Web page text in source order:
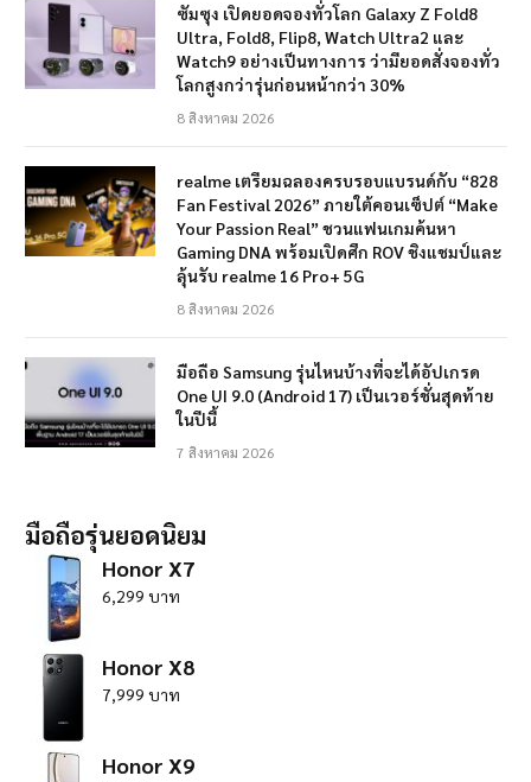
ซัมซุง เปิดยอดจองทั่วโลก Galaxy Z Fold8
Ultra, Fold8, Flip8, Watch Ultra2 และ
Watch9 อย่างเป็นทางการ ว่ามียอดสั่งจองทั่ว
โลกสูงกว่ารุ่นก่อนหน้ากว่า 30%
8 สิงหาคม 2026
realme เตรียมฉลองครบรอบแบรนด์กับ “828
Fan Festival 2026” ภายใต้คอนเซ็ปต์ “Make
Your Passion Real” ชวนแฟนเกมค้นหา
Gaming DNA พร้อมเปิดศึก ROV ชิงแชมป์และ
ลุ้นรับ realme 16 Pro+ 5G
8 สิงหาคม 2026
มือถือ Samsung รุ่นไหนบ้างที่จะได้อัปเกรด
One UI 9.0 (Android 17) เป็นเวอร์ชั่นสุดท้าย
ในปีนี้
7 สิงหาคม 2026
มือถือรุ่นยอดนิยม
Honor X7
6,299 บาท
Honor X8
7,999 บาท
Honor X9